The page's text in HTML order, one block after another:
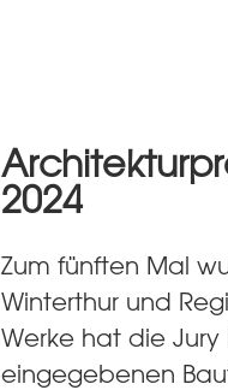
2024
Zum fünften Mal
Winterthur und
Werke hat die
eingegebenen